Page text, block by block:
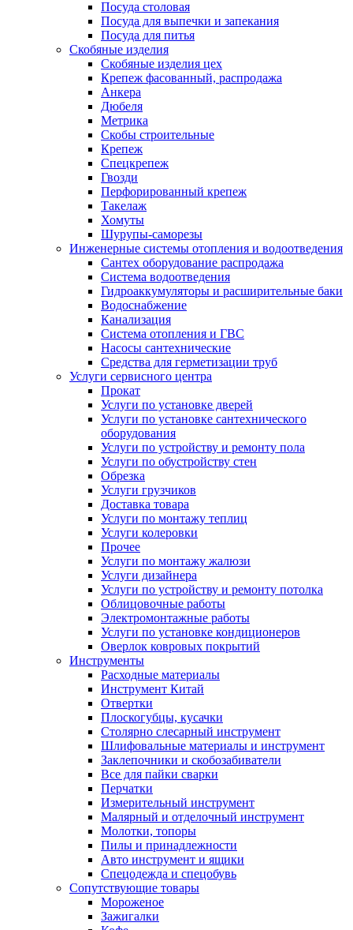
Посуда столовая
Посуда для выпечки и запекания
Посуда для питья
Скобяные изделия
Скобяные изделия цех
Крепеж фасованный, распродажа
Анкера
Дюбеля
Метрика
Скобы строительные
Крепеж
Спецкрепеж
Гвозди
Перфорированный крепеж
Такелаж
Хомуты
Шурупы-саморезы
Инженерные системы отопления и водоотведения
Сантех оборудование распродажа
Система водоотведения
Гидроаккумуляторы и расширительные баки
Водоснабжение
Канализация
Система отопления и ГВС
Насосы сантехнические
Средства для герметизации труб
Услуги сервисного центра
Прокат
Услуги по установке дверей
Услуги по установке сантехнического
оборудования
Услуги по устройству и ремонту пола
Услуги по обустройству стен
Обрезка
Услуги грузчиков
Доставка товара
Услуги по монтажу теплиц
Услуги колеровки
Прочее
Услуги по монтажу жалюзи
Услуги дизайнера
Услуги по устройству и ремонту потолка
Облицовочные работы
Электромонтажные работы
Услуги по установке кондиционеров
Оверлок ковровых покрытий
Инструменты
Расходные материалы
Инструмент Китай
Отвертки
Плоскогубцы, кусачки
Столярно слесарный инструмент
Шлифовальные материалы и инструмент
Заклепочники и скобозабиватели
Все для пайки сварки
Перчатки
Измерительный инструмент
Малярный и отделочный инструмент
Молотки, топоры
Пилы и принадлежности
Авто инструмент и ящики
Спецодежда и спецобувь
Сопутствующие товары
Мороженое
Зажигалки